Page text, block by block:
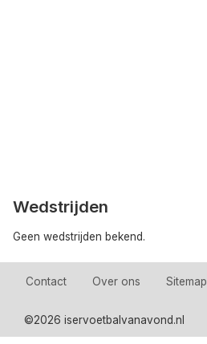
Wedstrijden
Geen wedstrijden bekend.
Contact Over ons Sitemap
©2026 iservoetbalvanavond.nl